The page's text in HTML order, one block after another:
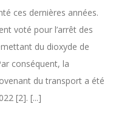
ces dernières années.
voté pour l’arrêt des
du dioxyde de
conséquent, la
du transport a été
[2]. [...]